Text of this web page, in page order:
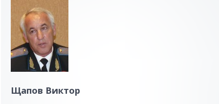
Щапов Виктор